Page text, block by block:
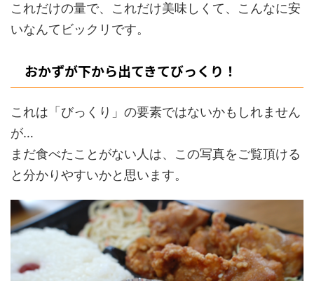
これだけの量で、これだけ美味しくて、こんなに安
いなんてビックリです。
おかずが下から出てきてびっくり！
これは「びっくり」の要素ではないかもしれません
が…
まだ食べたことがない人は、この写真をご覧頂ける
と分かりやすいかと思います。